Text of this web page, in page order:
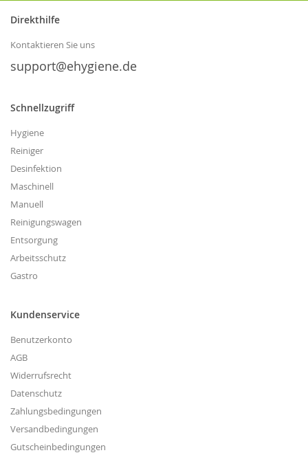
Newsletter
Direkthilfe
Kontaktieren Sie uns
support@ehygiene.de
Schnellzugriff
Hygiene
Reiniger
Desinfektion
Maschinell
Manuell
Reinigungswagen
Entsorgung
Arbeitsschutz
Gastro
Kundenservice
Benutzerkonto
AGB
Widerrufsrecht
Datenschutz
Zahlungsbedingungen
Versandbedingungen
Gutscheinbedingungen